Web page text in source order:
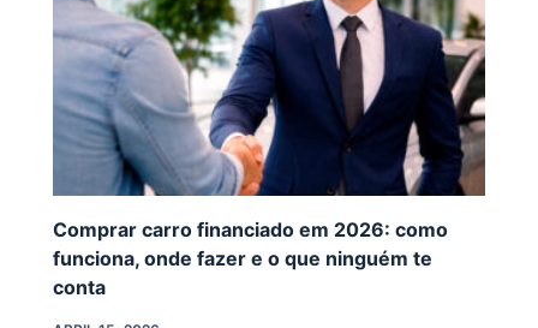
Comprar carro financiado em 2026: como
funciona, onde fazer e o que ninguém te
conta